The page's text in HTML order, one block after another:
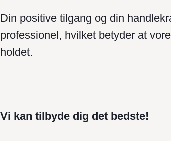
Din positive tilgang og din
professionel, hvilket betyder at
holdet.
Vi kan tilbyde dig det bedste!